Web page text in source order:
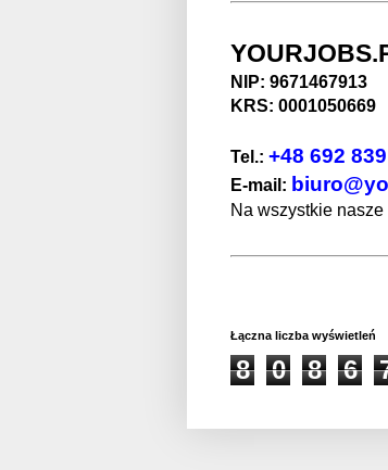
NIP: 9671467913
KRS: 0001050669
Tel.: +48 692
E-mail:
Na wszystkie nasze
Łączna liczba wyświetleń
8 0 8 6